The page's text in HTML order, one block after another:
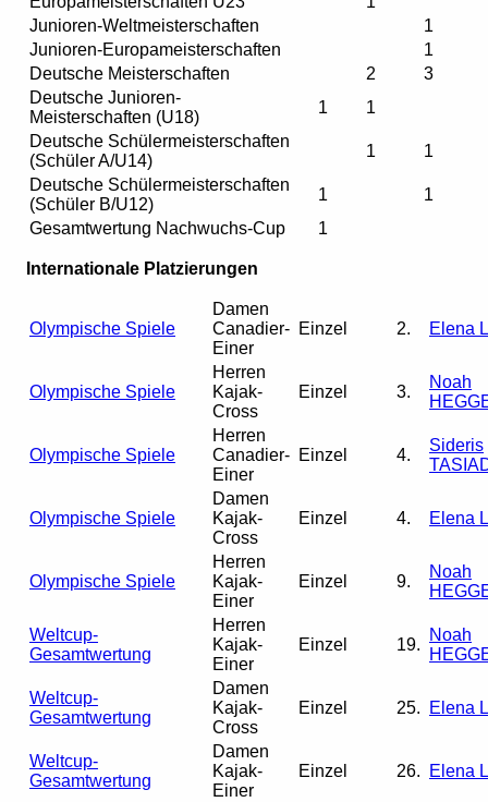
Junioren-Weltmeisterschaften
1
Junioren-Europameisterschaften
1
Deutsche Meisterschaften
2
3
Deutsche Junioren-
Meisterschaften (U18)
1
1
Deutsche Schülermeisterschaften
(Schüler A/U14)
1
1
Deutsche Schülermeisterschaften
(Schüler B/U12)
1
1
Gesamtwertung Nachwuchs-Cup
1
Internationale Platzierungen
Olympische Spiele
Damen
Canadier-
Einer
Einzel 2. Elena
Olympische Spiele
Herren
Kajak-
Cross
Einzel 3.
Noah
Olympische Spiele
Herren
Canadier-
Einer
Einzel 4.
Sideris
Olympische Spiele
Damen
Kajak-
Cross
Einzel 4. Elena
Olympische Spiele
Herren
Kajak-
Einer
Einzel 9.
Noah
Weltcup-
Gesamtwertung
Herren
Kajak-
Einer
Einzel 19.
Noah
Weltcup-
Gesamtwertung
Damen
Kajak-
Cross
Einzel 25. Elena
Weltcup-
Gesamtwertung
Damen
Kajak-
Einer
Einzel 26. Elena